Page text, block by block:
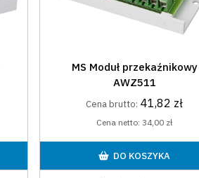
MS Moduł przekaźnikowy
AWZ511
Cena brutto: 41,82 zł
Cena netto:34,00 zł
DO KOSZYKA